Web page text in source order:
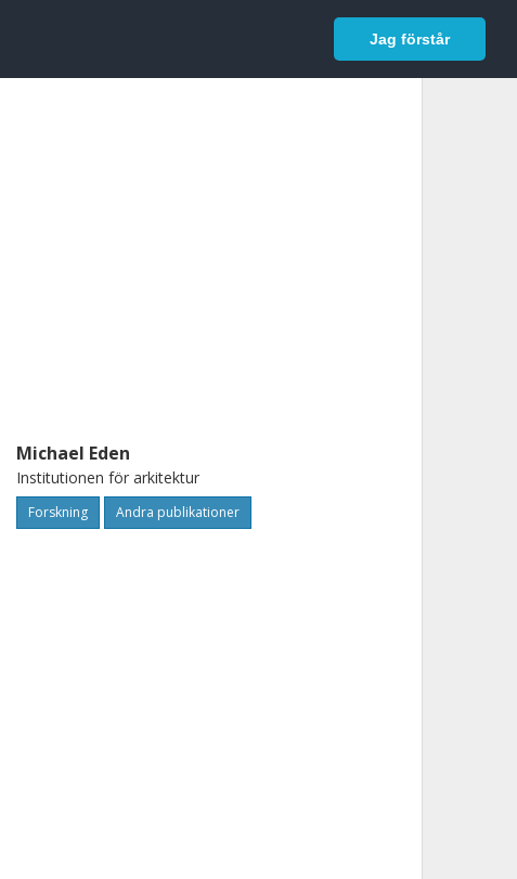
Jag förstår
Logga in
Michael Eden
Institutionen för arkitektur
Forskning Andra publikationer